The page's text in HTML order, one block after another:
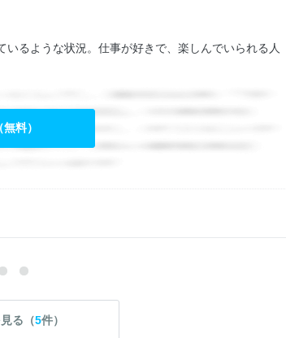
るような状況。仕事が好きで、楽しんでいられる人
料）
る（5件）